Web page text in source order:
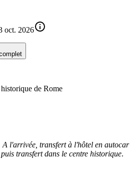
oct. 2026
de Rome
l'arrivée, transfert à l'hôtel en autocar
transfert dans le centre historique.